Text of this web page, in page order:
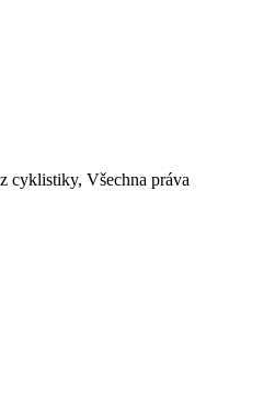
cyklistiky, Všechna práva